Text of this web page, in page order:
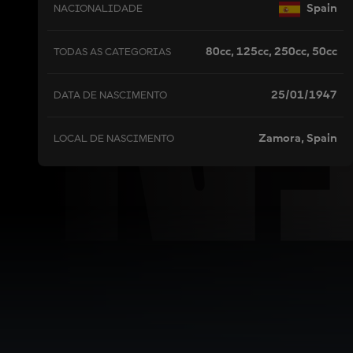
NACIONALIDADE Spain
TODAS AS CATEGORIAS 80cc, 125cc, 250cc, 50cc
DATA DE NASCIMENTO 25/01/1947
LOCAL DE NASCIMENTO Zamora, Spain